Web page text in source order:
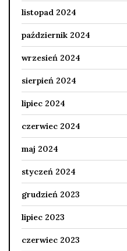
listopad 2024
październik 2024
wrzesień 2024
sierpień 2024
lipiec 2024
czerwiec 2024
maj 2024
styczeń 2024
grudzień 2023
lipiec 2023
czerwiec 2023